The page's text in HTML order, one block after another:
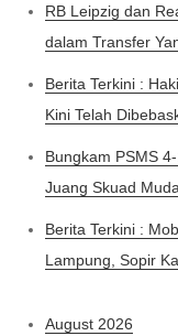
RB Leipzig dan
dalam Transfer
Berita Terkini :
Kini Telah
Bungkam PSMS
Juang Skuad
Berita Terkini :
Lampung, Sopir
August 2026